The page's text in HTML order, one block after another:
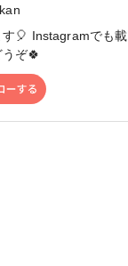
🎈 Instagramでも載
ぞ🍀